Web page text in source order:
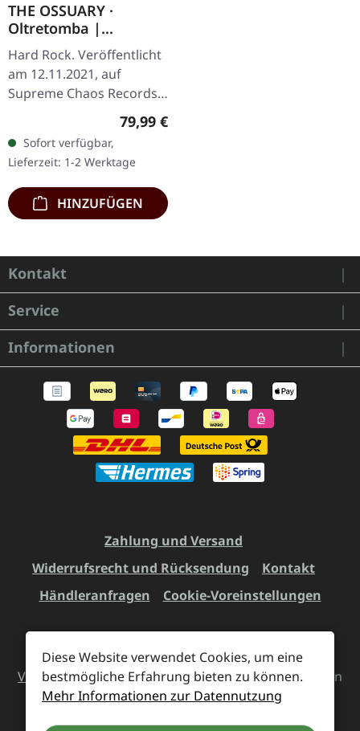
THE OSSUARY ·
Oltretomba |
WOODEN LP/CD/TAPE
BOX
Hard Rock. Veröffentlicht
am 12.11.2021, auf
Supreme Chaos Records.
Extrem schwere braune
Holzbox mit Logo und
Nummerierung, limitiert
auf nur 100…
Regulärer Preis:
79,99 €
Sofort verfügbar,
Lieferzeit: 1-2 Werktage
HINZUFÜGEN
Kontakt
Service
Informationen
Zahlung und Versand
Widerrufsrecht und Rücksendung
Kontakt
Händleranfragen
Cookie-Voreinstellungen
Alle Preise inkl. gesetzl. Mehrwertsteuer zzgl.
Versandkostenund ggf. Nachnahmegebühren, wenn
nicht anders angegeben.
Diese Website verwendet Cookies, um eine
bestmögliche Erfahrung bieten zu können.
Mehr Informationen zur Datennutzung